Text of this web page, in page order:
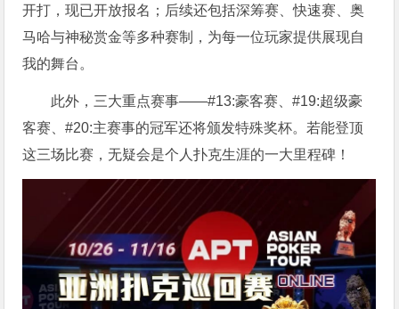
开打，现已开放报名；后续还包括深筹赛、快速赛、奥
马哈与神秘赏金等多种赛制，为每一位玩家提供展现自
我的舞台。
此外，三大重点赛事——#13:豪客赛、#19:超级豪
客赛、#20:主赛事的冠军还将颁发特殊奖杯。若能登顶
这三场比赛，无疑会是个人扑克生涯的一大里程碑！